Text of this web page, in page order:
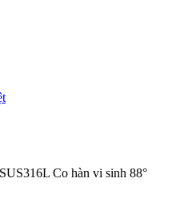
Co hàn vi sinh 88°